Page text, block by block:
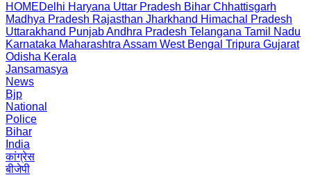
HOMEDelhi Haryana Uttar Pradesh Bihar Chhattisgarh
Madhya Pradesh Rajasthan Jharkhand Himachal Pradesh
Uttarakhand PunjabAndhra Pradesh Telangana Tamil Nadu
Karnataka Maharashtra Assam West Bengal Tripura Gujarat
Odisha Kerala
Jansamasya
News
Bjp
National
Police
Bihar
India
कांग्रेस
बीजेपी